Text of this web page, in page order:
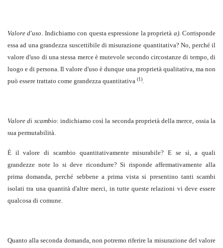
Valore d'uso. Indichiamo con questa espressione la proprietà a). Corrisponde
essa ad una grandezza suscettibile di misurazione quantitativa? No, perché il
valore d'uso di una stessa merce è mutevole secondo circostanze di tempo, di
luogo e di persona. Il valore d'uso è dunque una proprietà qualitativa, ma non
può essere trattato come grandezza quantitativa (1).
Valore di scambio: indichiamo così la seconda proprietà della merce, ossia la
sua permutabilità.
È il valore di scambio quantitativamente misurabile? E se sì, a quali
grandezze note lo si deve ricondurre? Si risponde affermativamente alla
prima domanda, perché sebbene a prima vista si presentino tanti scambi
isolati tra una quantità d'altre merci, in tutte queste relazioni vi deve essere
qualcosa di comune.
Quanto alla seconda domanda, non potremo riferire la misurazione del valore